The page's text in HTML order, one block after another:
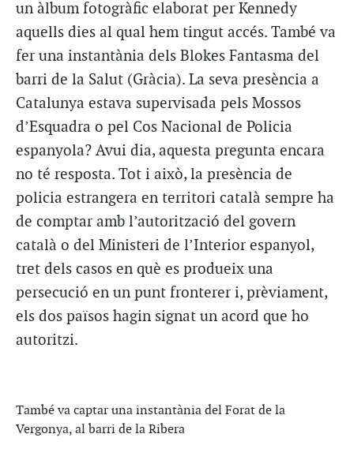
un àlbum fotogràfic elaborat per Kennedy
aquells dies al qual hem tingut accés. També va
fer una instantània dels Blokes Fantasma del
barri de la Salut (Gràcia). La seva presència a
Catalunya estava supervisada pels Mossos
d’Esquadra o pel Cos Nacional de Policia
espanyola? Avui dia, aquesta pregunta encara
no té resposta. Tot i això, la presència de
policia estrangera en territori català sempre ha
de comptar amb l’autorització del govern
català o del Ministeri de l’Interior espanyol,
tret dels casos en què es produeix una
persecució en un punt fronterer i, prèviament,
els dos països hagin signat un acord que ho
autoritzi.
També va captar una instantània del Forat de la
Vergonya, al barri de la Ribera